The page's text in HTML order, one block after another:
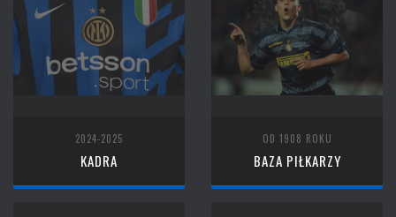
2024-2025
KADRA
OD 1908 ROKU
BAZA PIŁKARZY